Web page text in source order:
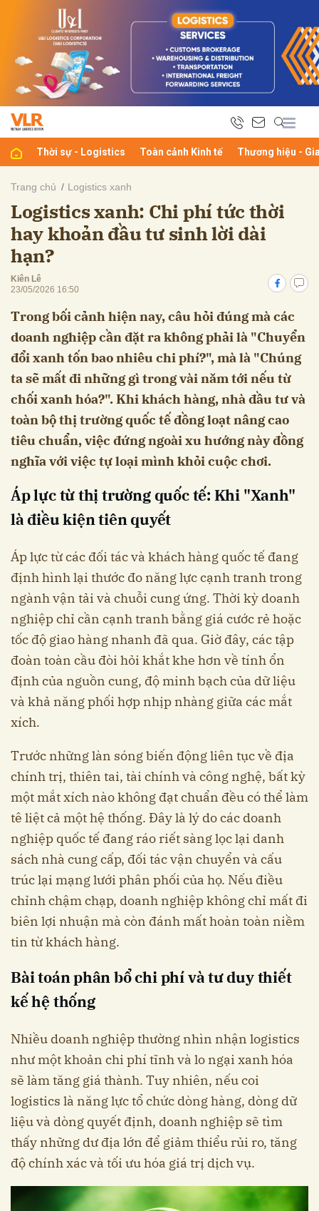
Thời sự - Logistics Toàn cảnh Kinh tế Thương hiệu -
Trang chủ Logistics xanh
Logistics xanh: Chi phí tức thời
hay khoản đầu tư sinh lời dài
hạn?
Kiên Lê
23/05/2026 16:50
Trong bối cảnh hiện nay, câu hỏi đúng mà các
doanh nghiệp cần đặt ra không phải là "Chuyển
đổi xanh tốn bao nhiêu chi phí?", mà là "Chúng
ta sẽ mất đi những gì trong vài năm tới nếu từ
chối xanh hóa?". Khi khách hàng, nhà đầu tư và
toàn bộ thị trường quốc tế đồng loạt nâng cao
tiêu chuẩn, việc đứng ngoài xu hướng này đồng
nghĩa với việc tự loại mình khỏi cuộc chơi.
Áp lực từ thị trường quốc tế: Khi "Xanh"
là điều kiện tiên quyết
Áp lực từ các đối tác và khách hàng quốc tế đang
định hình lại thước đo năng lực cạnh tranh trong
ngành vận tải và chuỗi cung ứng. Thời kỳ doanh
nghiệp chỉ cần cạnh tranh bằng giá cước rẻ hoặc
tốc độ giao hàng nhanh đã qua. Giờ đây, các tập
đoàn toàn cầu đòi hỏi khắt khe hơn về tính ổn
định của nguồn cung, độ minh bạch của dữ liệu
và khả năng phối hợp nhịp nhàng giữa các mắt
xích.
Trước những làn sóng biến động liên tục về địa
chính trị, thiên tai, tài chính và công nghệ, bất kỳ
một mắt xích nào không đạt chuẩn đều có thể làm
tê liệt cả một hệ thống. Đây là lý do các doanh
nghiệp quốc tế đang ráo riết sàng lọc lại danh
sách nhà cung cấp, đối tác vận chuyển và cấu
trúc lại mạng lưới phân phối của họ. Nếu điều
chỉnh chậm chạp, doanh nghiệp không chỉ mất đi
biên lợi nhuận mà còn đánh mất hoàn toàn niềm
tin từ khách hàng.
Bài toán phân bổ chi phí và tư duy thiết
kế hệ thống
Nhiều doanh nghiệp thường nhìn nhận logistics
như một khoản chi phí tĩnh và lo ngại xanh hóa
sẽ làm tăng giá thành. Tuy nhiên, nếu coi
logistics là năng lực tổ chức dòng hàng, dòng dữ
liệu và dòng quyết định, doanh nghiệp sẽ tìm
thấy những dư địa lớn để giảm thiểu rủi ro, tăng
độ chính xác và tối ưu hóa giá trị dịch vụ.
luận
Hủy